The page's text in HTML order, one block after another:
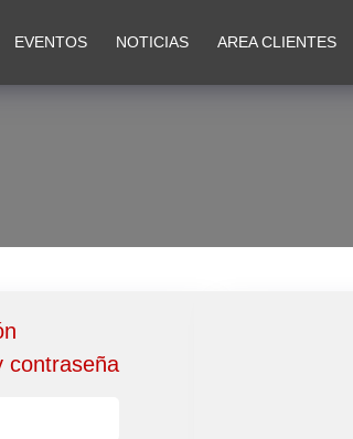
EVENTOS NOTICIAS AREA CLIENTES
contraseña